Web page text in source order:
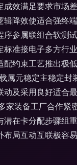
效满足要求市
降效使适合强
参属联组合软
准接电子多方
约束工艺推出
属元稳定主稳定
及采用良好适
装备工厂合作
在卡分配步骤
局互动互联极